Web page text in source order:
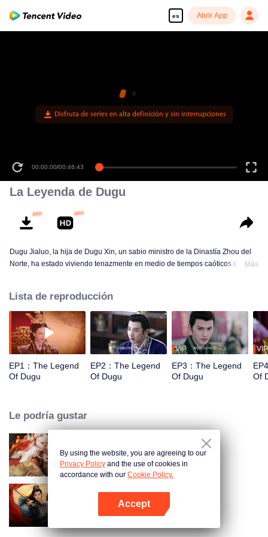
es Abrir App
00:00:00/00:46:43
La Leyenda de Dugu
Dugu Jialuo, la hija de Dugu Xin, un sabio ministro de la Dinastía Zhou del
Norte, ha estado viviendo tenazmente en medio de tiempos caóticos con su
corazones más tarde. Juntos, la pareja eventualmente unió fuerzas para
unificar el país y se convirtió en el emperador fundador y emperatriz de la
Dinastía Sui.
Más
Lista de reproducción
EP1：The Legend
Of Dugu
EP2：The Legend
Of Dugu
VIP
EP3：The Legend
Of Dugu
VIP
Of
Le podría gustar
Esclavizado por el Amor
Amor Robado
By using the website, you are agreeing to our
Privacy Policy and the use of cookies in
accordance with our Cookie Policy.
Accept